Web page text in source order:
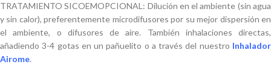
TRATAMIENTO SICOEMOPCIONAL: Dilución en el ambiente (sin agua
y sin calor), preferentemente microdifusores por su mejor dispersión en
el ambiente, o difusores de aire. También inhalaciones directas,
añadiendo 3-4 gotas en un pañuelito o a través del nuestro Inhalador
Airome.